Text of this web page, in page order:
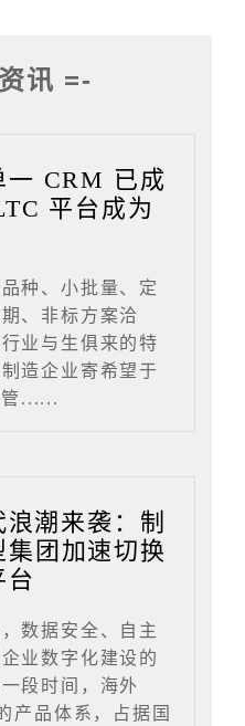
讯 =-
一 CRM 已成
平台成为
种、小批量、定
、非标方案洽
业与生俱来的特
造企业寄希望于
......
潮来袭：制
团加速切换
台
数据安全、自主
业数字化建设的
段时间，海外
产品体系，占据国